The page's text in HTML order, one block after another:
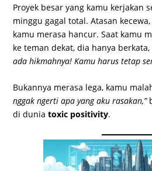
Proyek besar yang kamu kerjakan
minggu gagal total. Atasan
kamu merasa hancur. Saat kamu
ke teman dekat, dia hanya berkata,
ada hikmahnya! Kamu harus tetap
Bukannya merasa lega, kamu
nggak ngerti apa yang aku rasakan,”
di duniatoxic positivity.